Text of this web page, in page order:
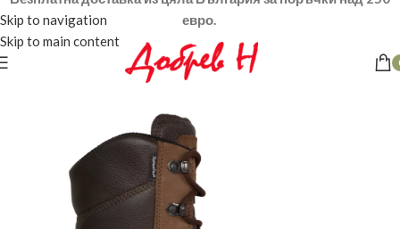
Skip to navigation
Skip to main content
евро.